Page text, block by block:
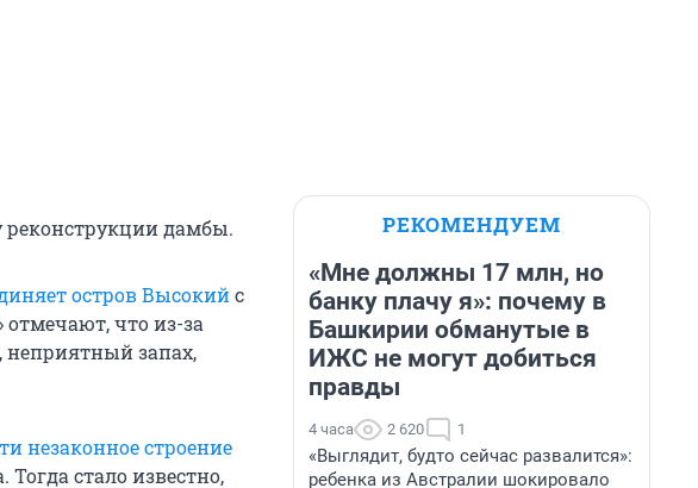
реконструкции дамбы.
остров Высокийс
что из-за
запах,
незаконное строение
стало известно,
РЕКОМЕНДУЕМ
«Мне должны 17 млн, но
банку плачу я»: почему в
Башкирии обманутые в
ИЖС не могут добиться
правды
4 часа 2 620 1
«Выглядит, будто сейчас развалится»:
ребенка из Австралии шокировало